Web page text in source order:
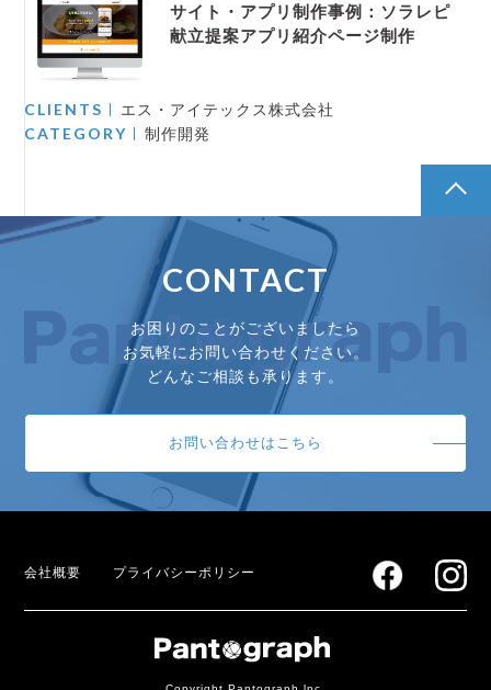
サイト・アプリ制作事例：ソラレピ
献立提案アプリ紹介ページ制作
CLIENTS エス・アイテックス株式会社
CATEGORY 制作開発
CONTACT
お困りのことがございましたら
お気軽にお問い合わせください。
どんなご相談も承ります。
お問い合わせはこちら
会社概要 プライバシーポリシー